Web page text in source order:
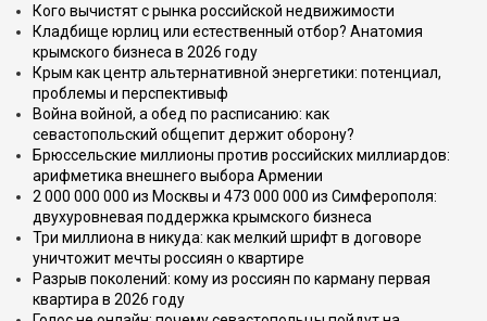
Кого вычистят с рынка российской недвижимости
Кладбище юрлиц или естественный отбор? Анатомия
крымского бизнеса в 2026 году
Крым как центр альтернативной энергетики: потенциал,
проблемы и перспективыф
Война войной, а обед по расписанию: как
севастопольский общепит держит оборону?
Брюссельские миллионы против российских миллиардов:
арифметика внешнего выбора Армении
2 000 000 000 из Москвы и 473 000 000 из Симферополя:
двухуровневая поддержка крымского бизнеса
Три миллиона в никуда: как мелкий шрифт в договоре
уничтожит мечты россиян о квартире
Разрыв поколений: кому из россиян по карману первая
квартира в 2026 году